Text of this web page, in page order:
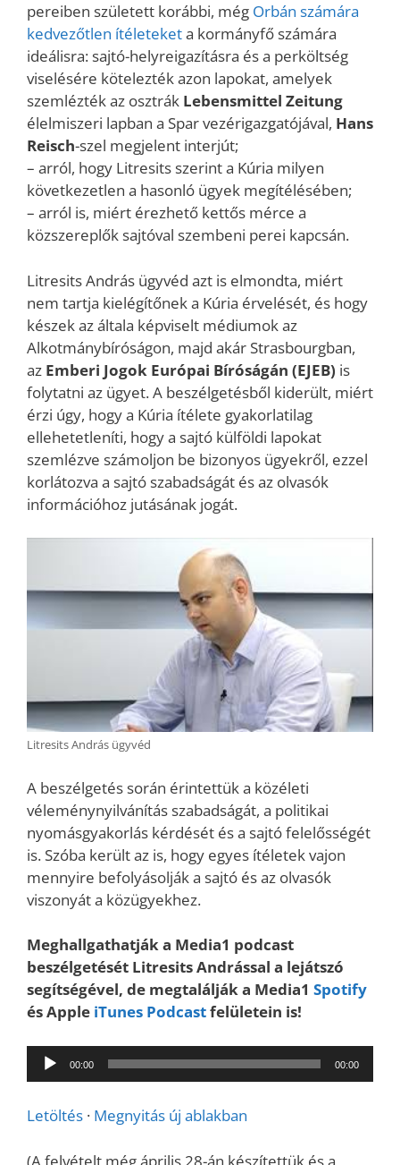
pereiben született korábbi, még Orbán számára
kedvezőtlen ítéleteketa kormányfő számára
ideálisra: sajtó-helyreigazításra és a perköltség
viselésére kötelezték azon lapokat, amelyek
szemlézték az osztrák Lebensmittel Zeitung
élelmiszeri lapban a Spar vezérigazgatójával, Hans
Reisch-szel megjelent interjút;
– arról, hogy Litresits szerint a Kúria milyen
következetlen a hasonló ügyek megítélésében;
– arról is, miért érezhető kettős mérce a
közszereplők sajtóval szembeni perei kapcsán.
️Litresits András ügyvéd azt is elmondta, miért
nem tartja kielégítőnek a Kúria érvelését, és hogy
készek az általa képviselt médiumok az
Alkotmánybíróságon, majd akár Strasbourgban,
az Emberi Jogok Európai Bíróságán (EJEB) is
folytatni az ügyet. A beszélgetésből kiderült, miért
érzi úgy, hogy a Kúria ítélete gyakorlatilag
ellehetetleníti, hogy a sajtó külföldi lapokat
szemlézve számoljon be bizonyos ügyekről, ezzel
korlátozva a sajtó szabadságát és az olvasók
információhoz jutásának jogát.
Litresits András ügyvéd
A beszélgetés során érintettük a közéleti
véleménynyilvánítás szabadságát, a politikai
nyomásgyakorlás kérdését és a sajtó felelősségét
is. Szóba került az is, hogy egyes ítéletek vajon
mennyire befolyásolják a sajtó és az olvasók
viszonyát a közügyekhez.
Meghallgathatják a Media1 podcast
beszélgetését Litresits Andrással a lejátszó
segítségével, de megtalálják a Media1 Spotify
és Apple iTunes Podcastfelületein is!
Audió
lejátszó
00:00 00:00
Letöltés · Megnyitás új ablakban
(A felvételt még április 28-án készítettük és a